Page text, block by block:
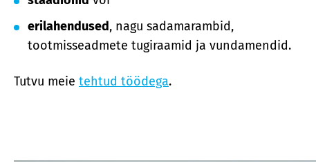
erilahendused, nagu sadamarambid,
tootmisseadmete tugiraamid ja vundamendid.
Tutvu meie tehtud töödega.